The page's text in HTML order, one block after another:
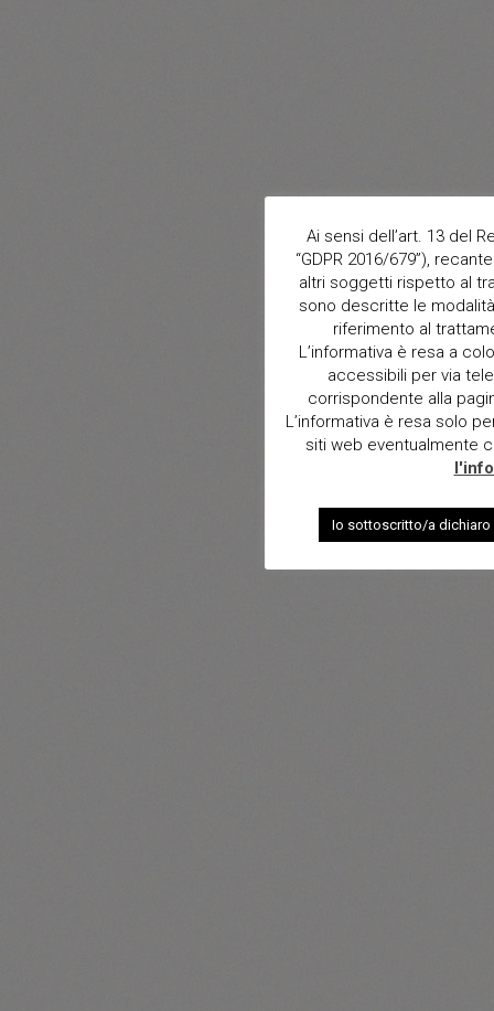
Ai sensi dell’art. 13 del
“GDPR 2016/679”),
altri soggetti rispetto al
sono descritte le
riferimento al
L’informativa è resa a
accessibili per via
corrispondente alla
L’informativa è resa solo
siti web eventualmente
Io sottoscritto/a dichiaro